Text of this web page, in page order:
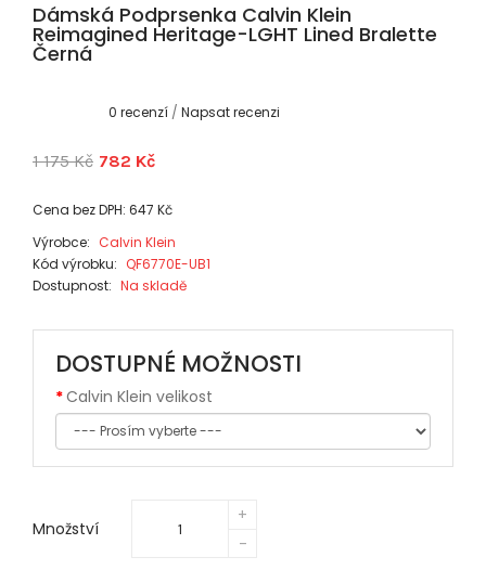
Dámská Podprsenka Calvin Klein
Reimagined Heritage-LGHT Lined Bralette
Černá
0 recenzí / Napsat recenzi
1 175 Kč 782 Kč
Cena bez DPH: 647 Kč
Výrobce: Calvin Klein
Kód výrobku: QF6770E-UB1
Dostupnost: Na skladě
DOSTUPNÉ MOŽNOSTI
Calvin Klein velikost
Množství